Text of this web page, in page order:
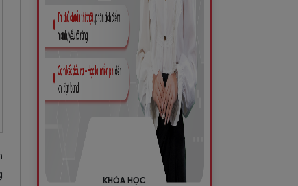
KHÓA HỌC